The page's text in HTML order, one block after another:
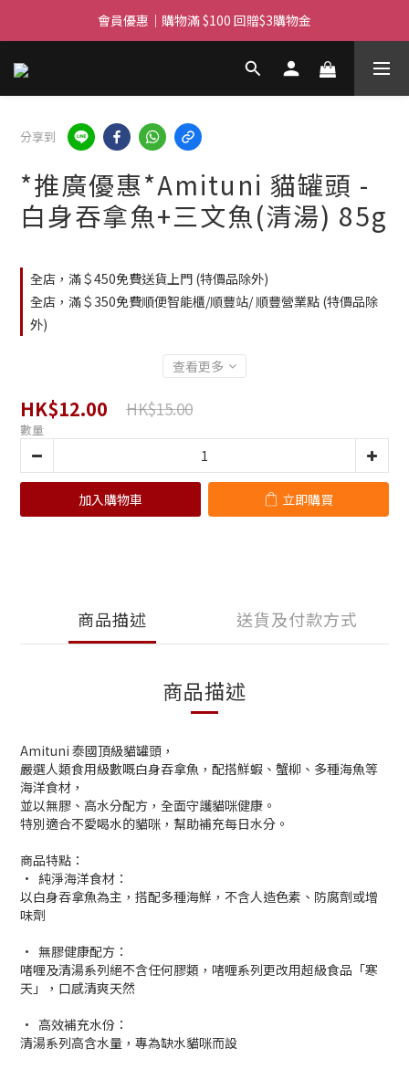
滿$450免費送貨上門 I 滿$350免運 順豐自取
會員優惠｜購物滿 $100 回贈$3購物金
滿$450免費送貨上門 I 滿$350免運 順豐自取
分享到
*推廣優惠*Amituni 貓罐頭 -
白身吞拿魚+三文魚(清湯) 85g
全店，滿＄450免費送貨上門 (特價品除外)
全店，滿＄350免費順便智能櫃/順豐站/ 順豐營業點 (特價品除
外)
查看更多
HK$12.00 HK$15.00
數量
加入購物車 立即購買
商品描述 送貨及付款方式
商品描述
Amituni 泰國頂級貓罐頭，
嚴選人類食用級數嘅白身吞拿魚，配搭鮮蝦、蟹柳、多種海魚等
海洋食材，
並以無膠、高水分配方，全面守護貓咪健康。
特別適合不愛喝水的貓咪，幫助補充每日水分。
商品特點：
• 純淨海洋食材：
以白身吞拿魚為主，搭配多種海鮮，不含人造色素、防腐劑或增
味劑
• 無膠健康配方：
啫喱及清湯系列絕不含任何膠類，啫喱系列更改用超級食品「寒
天」，口感清爽天然
• 高效補充水份：
清湯系列高含水量，專為缺水貓咪而設